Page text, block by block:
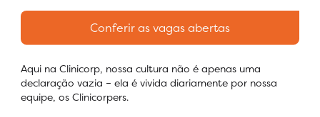
Conferir as vagas abertas
Aqui na Clinicorp, nossa cultura não é apenas uma
declaração vazia – ela é vivida diariamente por nossa
equipe, os Clinicorpers.